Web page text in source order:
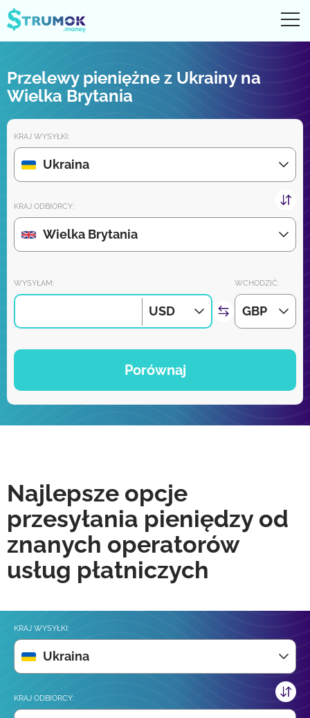
Przelewy pieniężne
Digital konto
Recenzje partnerów
Wkrótce pobierz aplikację na iPhone'a i Androida:
Przelewy pieniężne z Ukrainy na
Wielka Brytania
KRAJ WYSYŁKI:
Ukraina
KRAJ ODBIORCY:
Wielka Brytania
WYSYŁAM:
USD
WCHODZIĆ:
GBP
Porównaj
Najlepsze opcje
przesyłania pieniędzy od
znanych operatorów
usług płatniczych
KRAJ WYSYŁKI:
Ukraina
KRAJ ODBIORCY: